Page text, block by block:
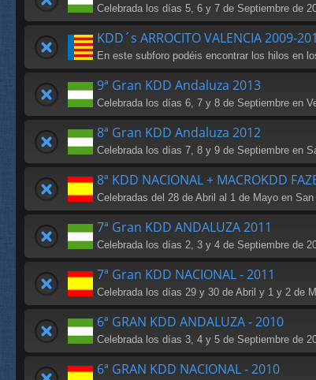
Celebrada los días 5, 6 y 7 de Septiembre de
KDD´s ARROCITO VALENCIA 2009-
En este subforo podéis encontrar los hilos en
9ª Gran KDD Andaluza 2013
Celebrada los días 6, 7 y 8 de Septiembre en
8ª Gran KDD Andaluza 2012
Celebrada los días 7, 8 y 9 de Septiembre en
8ª KDD NACIONAL + MACROKDD
Celebradas del 28 de Abril al 1 de Mayo en San
7ª Gran KDD ANDALUZA 2011
Celebrada los días 2, 3 y 4 de Septiembre de
7ª Gran KDD NACIONAL - 2011
Celebrada los días 29 y 30 de Abril y 1 y 2 de
6ª GRAN KDD ANDALUZA - 2010
Celebrada los días 3, 4 y 5 de Septiembre de
6ª GRAN KDD NACIONAL - 2010